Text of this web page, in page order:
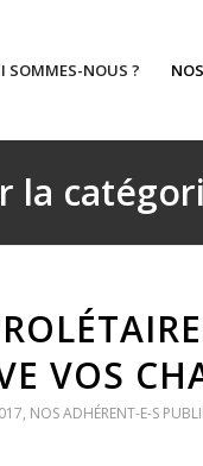
SOMMES-NOUS ?
la
VOS
, NOS ADHÉRENT-E-S